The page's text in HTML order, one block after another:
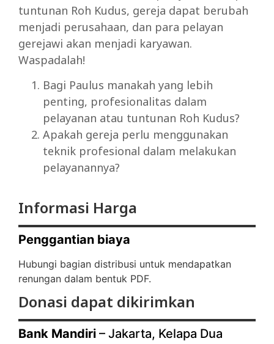
tuntunan Roh Kudus, gereja dapat berubah
menjadi perusahaan, dan para pelayan
gerejawi akan menjadi karyawan.
Waspadalah!
Bagi Paulus manakah yang lebih
penting, profesionalitas dalam
pelayanan atau tuntunan Roh Kudus?
Apakah gereja perlu menggunakan
teknik profesional dalam melakukan
pelayanannya?
Informasi Harga
Penggantian biaya
Hubungi bagian distribusi untuk mendapatkan
renungan dalam bentuk PDF.
Donasi dapat dikirimkan
Bank Mandiri – Jakarta, Kelapa Dua